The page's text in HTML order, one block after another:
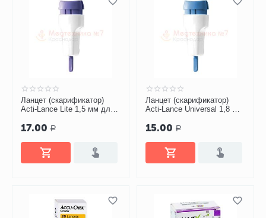
Ланцет (скарификатор)
Acti-Lance Lite 1,5 мм для
№1
17.00 Р
Ланцет (скарификатор)
Acti-Lance Universal 1,8 мм
крови №1
15.00 Р